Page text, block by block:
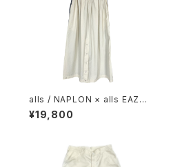
alls / NAPLON × alls EAZY
PANTS SKIRT
¥19,800